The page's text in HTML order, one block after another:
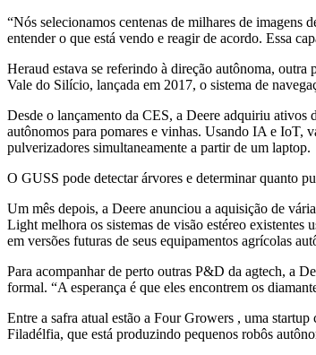
“Nós selecionamos centenas de milhares de imagens
entender o que está vendo e reagir de acordo. Essa
Heraud estava se referindo à direção autônoma,
Vale do Silício, lançada em 2017, o sistema de
Desde o lançamento da CES, a Deere adquiriu
autônomos para pomares e vinhas. Usando IA e IoT,
pulverizadores simultaneamente a partir de um laptop.
O GUSS pode detectar árvores e determinar quanto
Um mês depois, a Deere anunciou a aquisição de
Light melhora os sistemas de visão estéreo
em versões futuras de seus equipamentos agrícolas
Para acompanhar de perto outras P&D da agtech, a
formal. “A esperança é que eles encontrem os
Entre a safra atual estão a Four Growers , uma
Filadélfia, que está produzindo pequenos robôs